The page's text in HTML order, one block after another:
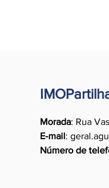
Morada: Rua
E-mail:
Número de